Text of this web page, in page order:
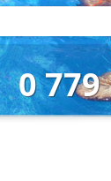
0 779